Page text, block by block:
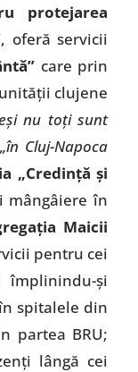
protejarea
, oferă servicii
care prin
clujene
nu toţi sunt
„în Cluj-Napoca
„Credinţă şi
mângâiere în
Maicii
pentru cei
şi
spitalele din
partea BRU;
lângă cei